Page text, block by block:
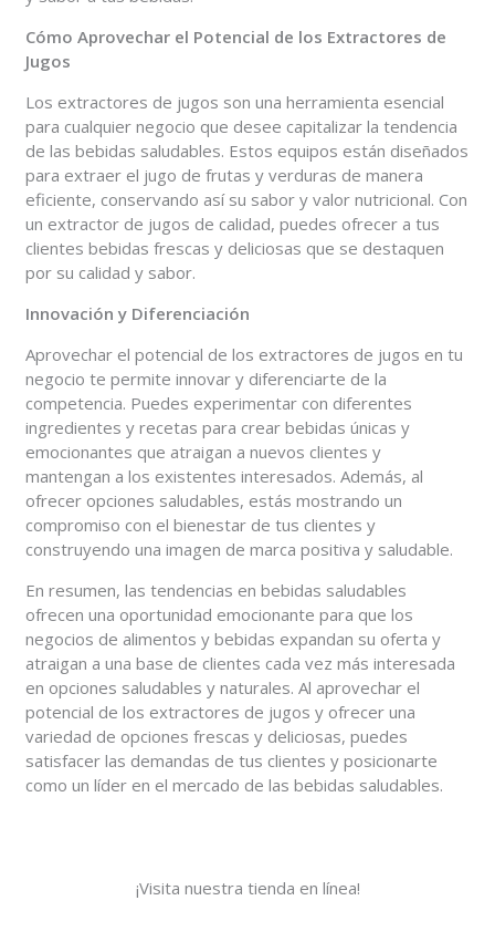
Cómo Aprovechar el Potencial de los Extractores de
Jugos
Los extractores de jugos son una herramienta esencial
para cualquier negocio que desee capitalizar la tendencia
de las bebidas saludables. Estos equipos están diseñados
para extraer el jugo de frutas y verduras de manera
eficiente, conservando así su sabor y valor nutricional. Con
un extractor de jugos de calidad, puedes ofrecer a tus
clientes bebidas frescas y deliciosas que se destaquen
por su calidad y sabor.
Innovación y Diferenciación
Aprovechar el potencial de los extractores de jugos en tu
negocio te permite innovar y diferenciarte de la
competencia. Puedes experimentar con diferentes
ingredientes y recetas para crear bebidas únicas y
emocionantes que atraigan a nuevos clientes y
mantengan a los existentes interesados. Además, al
ofrecer opciones saludables, estás mostrando un
compromiso con el bienestar de tus clientes y
construyendo una imagen de marca positiva y saludable.
En resumen, las tendencias en bebidas saludables
ofrecen una oportunidad emocionante para que los
negocios de alimentos y bebidas expandan su oferta y
atraigan a una base de clientes cada vez más interesada
en opciones saludables y naturales. Al aprovechar el
potencial de los extractores de jugos y ofrecer una
variedad de opciones frescas y deliciosas, puedes
satisfacer las demandas de tus clientes y posicionarte
como un líder en el mercado de las bebidas saludables.
¡Visita nuestra tienda en línea!